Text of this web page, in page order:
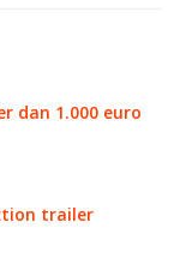
dan 1.000 euro
trailer